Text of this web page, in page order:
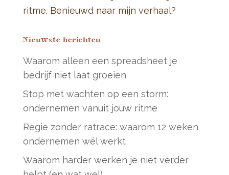
ritme. Benieuwd naar mijn verhaal?
Nieuwste berichten
Waarom alleen een spreadsheet je
bedrijf niet laat groeien
Stop met wachten op een storm:
ondernemen vanuit jouw ritme
Regie zonder ratrace: waarom 12 weken
ondernemen wél werkt
Waarom harder werken je niet verder